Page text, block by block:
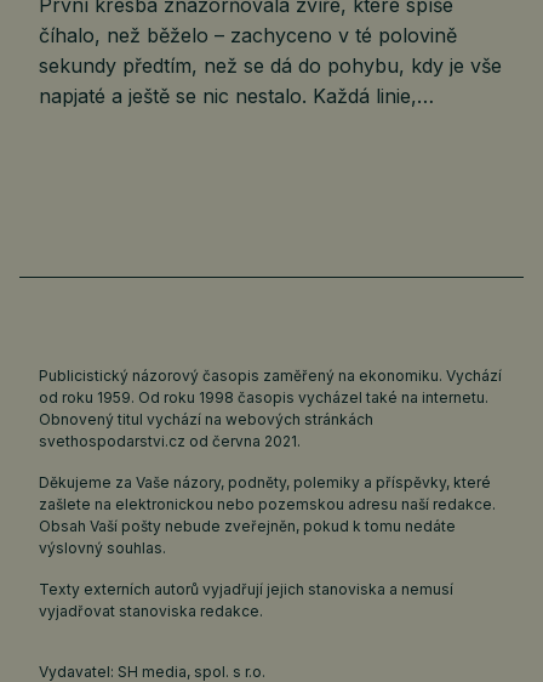
číhalo, než běželo – zachyceno v té polovině
sekundy předtím, než se dá do pohybu, kdy je vše
napjaté a ještě se nic nestalo. Každá linie,…
Publicistický názorový časopis zaměřený na ekonomiku. Vychází
od roku 1959. Od roku 1998 časopis vycházel také na internetu.
Obnovený titul vychází na webových stránkách
svethospodarstvi.cz od června 2021.
Děkujeme za Vaše názory, podněty, polemiky a příspěvky, které
zašlete na elektronickou nebo pozemskou adresu naší redakce.
Obsah Vaší pošty nebude zveřejněn, pokud k tomu nedáte
výslovný souhlas.
Texty externích autorů vyjadřují jejich stanoviska a nemusí
vyjadřovat stanoviska redakce.
Vydavatel: SH media, spol. s r.o.